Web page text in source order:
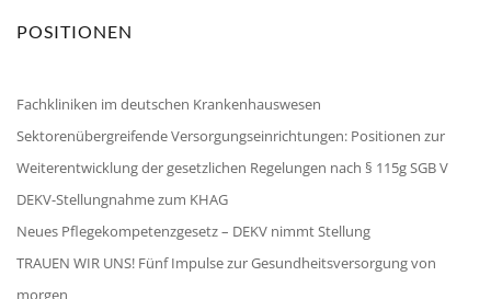
POSITIONEN
Fachkliniken im deutschen Krankenhauswesen
Sektorenübergreifende Versorgungseinrichtungen: Positionen zur
Weiterentwicklung der gesetzlichen Regelungen nach § 115g SGB V
DEKV-Stellungnahme zum KHAG
Neues Pflegekompetenzgesetz – DEKV nimmt Stellung
TRAUEN WIR UNS! Fünf Impulse zur Gesundheitsversorgung von
morgen